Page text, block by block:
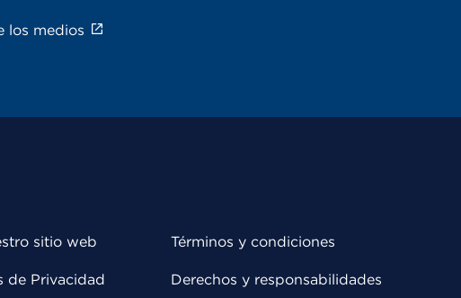
los medios
sitio web
de Privacidad
Términos y condiciones
Derechos y responsabilidades